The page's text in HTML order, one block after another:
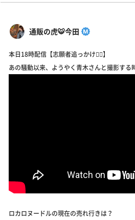
通販の虎🐯今田
本日18時配信【志願者追っかけ🏃‍♂️】
あの騒動以来、ようやく青木さんと撮影する
ロカロヌードルの現在の売れ行きは？